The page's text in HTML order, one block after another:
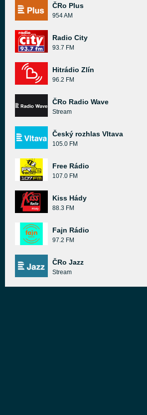
ČRo Plus
954 AM
Radio City
93.7 FM
Hitrádio Zlín
96.2 FM
ČRo Radio Wave
Stream
Český rozhlas Vltava
105.0 FM
Free Rádio
107.0 FM
Kiss Hády
88.3 FM
Fajn Rádio
97.2 FM
ČRo Jazz
Stream